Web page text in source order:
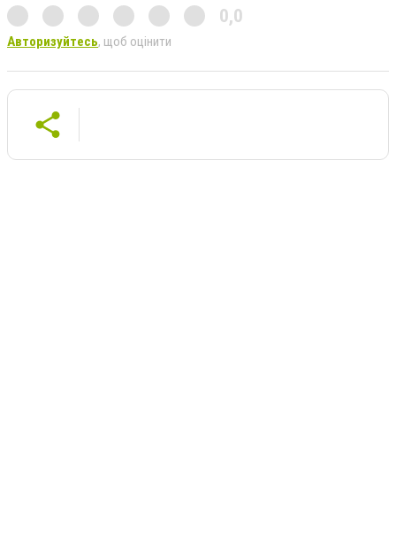
0,0
Авторизуйтесь, щоб оцінити